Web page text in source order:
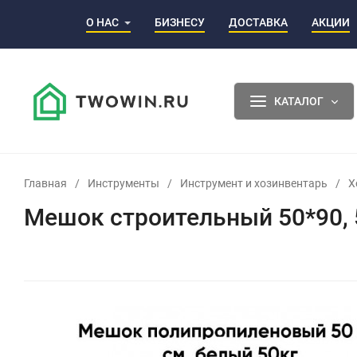
О НАС БИЗНЕСУ ДОСТАВКА АКЦИИ
КАТАЛОГ
Главная / Инструменты / Инструмент и хозинвентарь /
Мешок строительный 50*90,